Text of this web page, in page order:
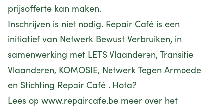
prijsofferte kan maken.
Inschrijven is niet nodig. Repair Café is een
initiatief van Netwerk Bewust Verbruiken, in
samenwerking met LETS Vlaanderen, Transitie
Vlaanderen, KOMOSIE, Netwerk Tegen Armoede
en Stichting Repair Café . Hota?
Lees op www.repaircafe.be meer over het